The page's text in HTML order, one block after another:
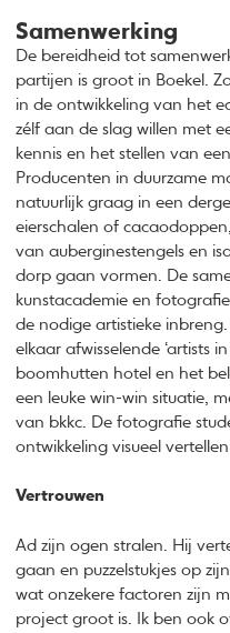
Samenwerking
De bereidheid tot
partijen is groot in Boekel.
in de ontwikkeling van het
zélf aan de slag willen met
kennis en het stellen van
Producenten in duurzame
natuurlijk graag in een
eierschalen of
van auberginestengels en
dorp gaan vormen. De
kunstacademie en
de nodige artistieke
elkaar afwisselende ‘artists
boomhutten hotel en het
een leuke win-win situatie,
van bkkc. De fotografie
ontwikkeling visueel
Vertrouwen
Ad zijn ogen stralen. Hij
gaan en puzzelstukjes op
wat onzekere factoren zijn
project groot is. Ik ben ook